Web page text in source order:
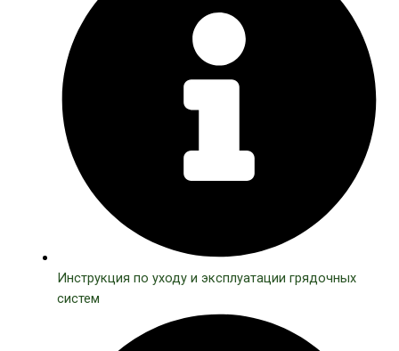
Инструкция по уходу и эксплуатации грядочных
систем